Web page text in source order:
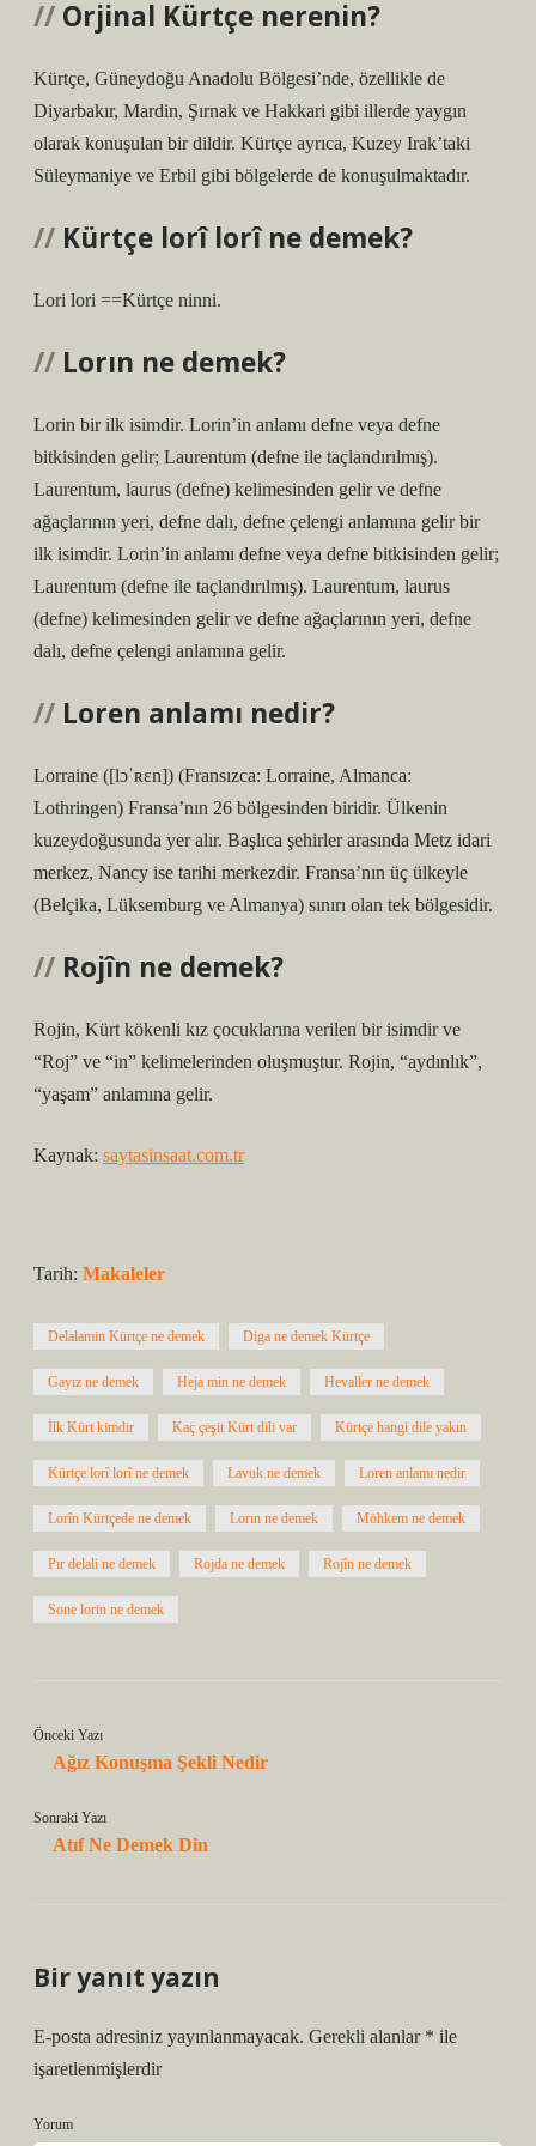
Orjinal Kürtçe nerenin?
Kürtçe, Güneydoğu Anadolu Bölgesi’nde, özellikle de
Diyarbakır, Mardin, Şırnak ve Hakkari gibi illerde yaygın
olarak konuşulan bir dildir. Kürtçe ayrıca, Kuzey Irak’taki
Süleymaniye ve Erbil gibi bölgelerde de konuşulmaktadır.
Kürtçe lorî lorî ne demek?
Lori lori ==Kürtçe ninni.
Lorın ne demek?
Lorin bir ilk isimdir. Lorin’in anlamı defne veya defne
bitkisinden gelir; Laurentum (defne ile taçlandırılmış).
Laurentum, laurus (defne) kelimesinden gelir ve defne
ağaçlarının yeri, defne dalı, defne çelengi anlamına gelir bir
ilk isimdir. Lorin’in anlamı defne veya defne bitkisinden gelir;
Laurentum (defne ile taçlandırılmış). Laurentum, laurus
(defne) kelimesinden gelir ve defne ağaçlarının yeri, defne
dalı, defne çelengi anlamına gelir.
Loren anlamı nedir?
Lorraine ([lɔˈʀɛn]) (Fransızca: Lorraine, Almanca:
Lothringen) Fransa’nın 26 bölgesinden biridir. Ülkenin
kuzeydoğusunda yer alır. Başlıca şehirler arasında Metz idari
merkez, Nancy ise tarihi merkezdir. Fransa’nın üç ülkeyle
(Belçika, Lüksemburg ve Almanya) sınırı olan tek bölgesidir.
Rojîn ne demek?
Rojin, Kürt kökenli kız çocuklarına verilen bir isimdir ve
“Roj” ve “in” kelimelerinden oluşmuştur. Rojin, “aydınlık”,
“yaşam” anlamına gelir.
Kaynak: saytasinsaat.com.tr
Tarih: Makaleler
Delalamin Kürtçe ne demek Diga ne demek Kürtçe
Gayız ne demek Heja min ne demek Hevaller ne demek
İlk Kürt kimdir Kaç çeşit Kürt dili var Kürtçe hangi dile yakın
Kürtçe lorî lorî ne demek Lavuk ne demek Loren anlamı nedir
Lorîn Kürtçede ne demek Lorın ne demek Möhkem ne demek
Pır delali ne demek Rojda ne demek Rojîn ne demek
Sone lorin ne demek
Önceki Yazı
Ağız Konuşma Şekli Nedir
Sonraki Yazı
Atıf Ne Demek Din
Bir yanıt yazın
E-posta adresiniz yayınlanmayacak. Gerekli alanlar * ile
işaretlenmişlerdir
Yorum